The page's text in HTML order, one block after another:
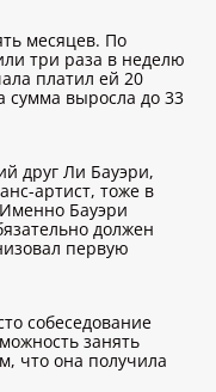
месяцев. По
три раза в неделю
платил ей 20
сумма выросла до 33
друг Ли Бауэри,
артист, тоже в
Бауэри
должен
первую
собеседование
занять
что она получила